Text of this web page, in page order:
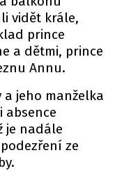
vidět krále,
prince
a dětmi, prince
Annu.
jeho manželka
absence
je nadále
ze